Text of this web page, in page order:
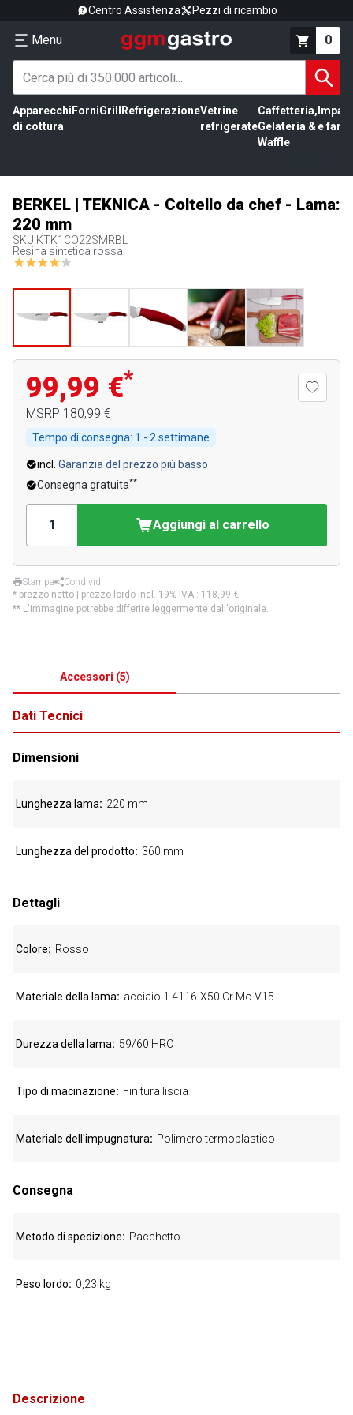
Centro Assistenza Pezzi di ricambio
Menu 0
Apparecchi
di cottura
ForniGrill RefrigerazioneVetrine
refrigerate
Caffetteria,
Gelateria &
Waffle
e
BERKEL | TEKNICA - Coltello da chef - Lama:
220 mm
SKU KTK1CO22SMRBL
Resina sintetica rossa
99,99 €*
MSRP 180,99 €
Tempo di consegna: 1 - 2 settimane
incl. Garanzia del prezzo più basso
Consegna gratuita**
Aggiungi al carrello
Stampa
Condividi
* prezzo netto | prezzo lordo incl. 19% IVA.: 118,99 €
** L'immagine potrebbe differire leggermente dall'originale.
Accessori (5)
Descrizione
Dati Tecnici
Dimensioni
Lunghezza lama 220 mm
Lunghezza del prodotto 360 mm
Dettagli
Colore Rosso
Materiale della lama acciaio 1.4116-X50 Cr Mo V15
Durezza della lama 59/60 HRC
Tipo di macinazione Finitura liscia
Materiale dell'impugnatura Polimero termoplastico
Consegna
Metodo di spedizione Pacchetto
Peso lordo 0,23 kg